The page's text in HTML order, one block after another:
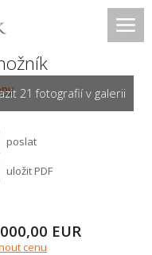
21 fotografií v galerii
poslat
uložit PDF
EUR
cenu